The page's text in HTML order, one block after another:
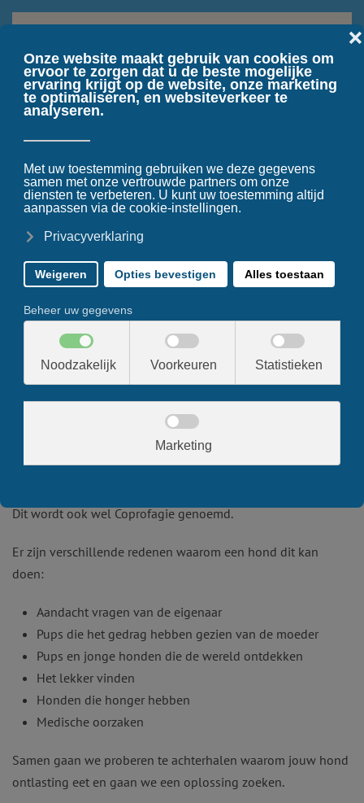
Mijn hond eet ontlasting
Dit wordt ook wel Coprofagie genoemd.
Er zijn verschillende redenen waarom een hond dit kan
doen:
Aandacht vragen van de eigenaar
Pups die het gedrag hebben gezien van de moeder
Pups en jonge honden die de wereld ontdekken
Het lekker vinden
Honden die honger hebben
Medische oorzaken
Samen gaan we proberen te achterhalen waarom jouw hond
ontlasting eet en gaan we een oplossing zoeken.